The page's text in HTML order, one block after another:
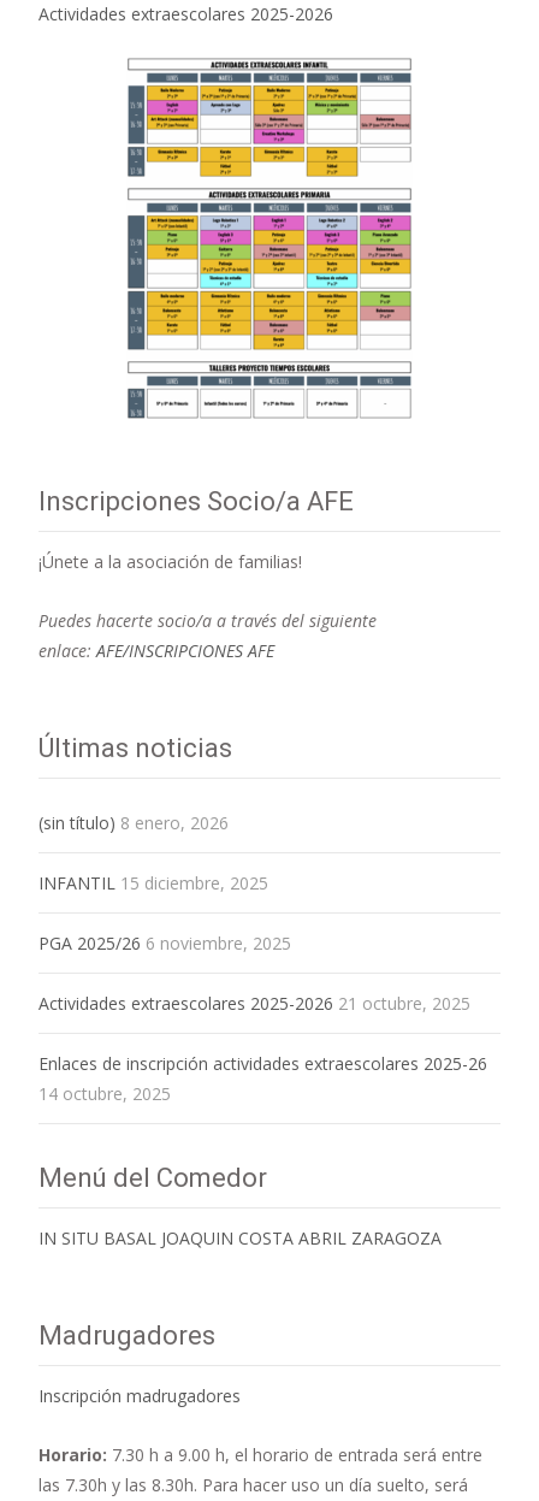
Actividades extraescolares 2025-2026
Inscripciones Socio/a AFE
¡Únete a la asociación de familias!
Puedes hacerte socio/a a través del siguiente
enlace:AFE/INSCRIPCIONES AFE
Últimas noticias
(sin título) 8 enero, 2026
INFANTIL 15 diciembre, 2025
PGA 2025/26 6 noviembre, 2025
Actividades extraescolares 2025-2026 21 octubre, 2025
Enlaces de inscripción actividades extraescolares 2025-26
14 octubre, 2025
Menú del Comedor
IN SITU BASAL JOAQUIN COSTA ABRIL ZARAGOZA
Madrugadores
Inscripción madrugadores
Horario: 7.30 h a 9.00 h, el horario de entrada será entre
las 7.30h y las 8.30h. Para hacer uso un día suelto, será